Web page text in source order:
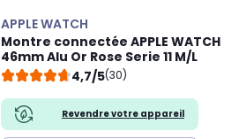
APPLE WATCH
Montre connectée APPLE WATCH
46mm Alu Or Rose Serie 11 M/L
4,7/5(30)
Revendre votre appareil